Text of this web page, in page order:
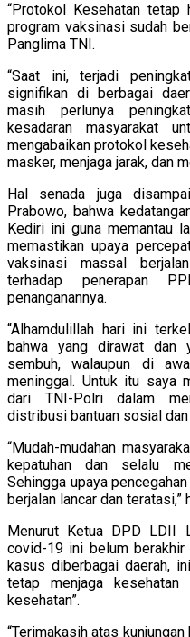
“Protokol Kesehatan tetap
program vaksinasi sudah
Panglima TNI.
“Saat ini, terjadi
signifikan di berbagai
masih perlunya
kesadaran masyarakat
mengabaikan protokol
masker, menjaga jarak, dan
Hal senada juga
Prabowo, bahwa
Kediri ini guna memantau
memastikan upaya
vaksinasi massal
terhadap penerapan
penanganannya.
“Alhamdulillah hari ini
bahwa yang dirawat dan
sembuh, walaupun di
meninggal. Untuk itu saya
dari TNI-Polri dalam
distribusi bantuan sosial
“Mudah-mudahan
kepatuhan dan selalu
Sehingga upaya
berjalan lancar dan teratasi,”
Menurut Ketua DPD LDII
covid-19 ini belum berakhir
kasus diberbagai daerah,
tetap menjaga
kesehatan”.
“Terimakasih atas